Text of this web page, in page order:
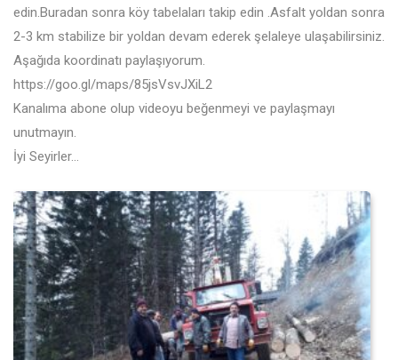
edin.Buradan sonra köy tabelaları takip edin .Asfalt yoldan sonra
2-3 km stabilize bir yoldan devam ederek şelaleye ulaşabilirsiniz.
Aşağıda koordinatı paylaşıyorum.
https://goo.gl/maps/85jsVsvJXiL2
Kanalıma abone olup videoyu beğenmeyi ve paylaşmayı
unutmayın.
İyi Seyirler…